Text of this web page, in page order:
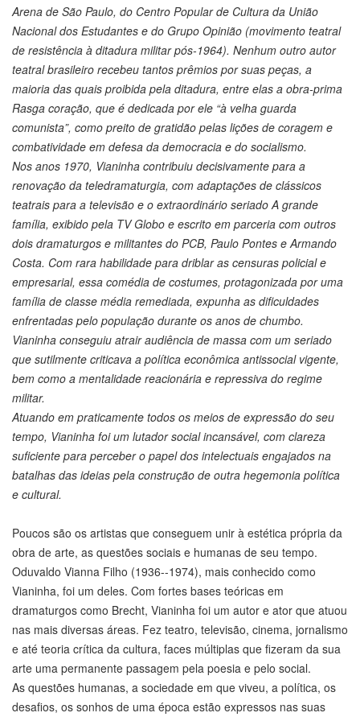
Arena de São Paulo, do Centro Popular de Cultura da União
Nacional dos Estudantes e do Grupo Opinião (movimento teatral
de resistência à ditadura militar pós-1964). Nenhum outro autor
teatral brasileiro recebeu tantos prêmios por suas peças, a
maioria das quais proibida pela ditadura, entre elas a obra-prima
Rasga coração, que é dedicada por ele “à velha guarda
comunista”, como preito de gratidão pelas lições de coragem e
combatividade em defesa da democracia e do socialismo.
Nos anos 1970, Vianinha contribuiu decisivamente para a
renovação da teledramaturgia, com adaptações de clássicos
teatrais para a televisão e o extraordinário seriado A grande
família, exibido pela TV Globo e escrito em parceria com outros
dois dramaturgos e militantes do PCB, Paulo Pontes e Armando
Costa. Com rara habilidade para driblar as censuras policial e
empresarial, essa comédia de costumes, protagonizada por uma
família de classe média remediada, expunha as dificuldades
enfrentadas pelo população durante os anos de chumbo.
Vianinha conseguiu atrair audiência de massa com um seriado
que sutilmente criticava a política econômica antissocial vigente,
bem como a mentalidade reacionária e repressiva do regime
militar.
Atuando em praticamente todos os meios de expressão do seu
tempo, Vianinha foi um lutador social incansável, com clareza
suficiente para perceber o papel dos intelectuais engajados na
batalhas das ideias pela construção de outra hegemonia política
e cultural.
Poucos são os artistas que conseguem unir à estética própria da
obra de arte, as questões sociais e humanas de seu tempo.
Oduvaldo Vianna Filho (1936--1974), mais conhecido como
Vianinha, foi um deles. Com fortes bases teóricas em
dramaturgos como Brecht, Vianinha foi um autor e ator que atuou
nas mais diversas áreas. Fez teatro, televisão, cinema, jornalismo
e até teoria crítica da cultura, faces múltiplas que fizeram da sua
arte uma permanente passagem pela poesia e pelo social.
As questões humanas, a sociedade em que viveu, a política, os
desafios, os sonhos de uma época estão expressos nas suas